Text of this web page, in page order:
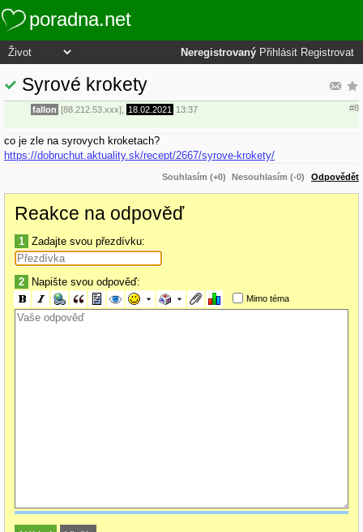
poradna.net
Neregistrovaný Přihlásit Registrovat
Syrové krokety
fallon [88.212.53.xxx], 18.02.2021 13:37 #8
co je zle na syrovych kroketach?
https://dobruchut.aktuality.sk/recept/2667/syrove-krokety/
Souhlasím (+0) Nesouhlasím (-0) Odpovědět
Reakce na odpověď
1 Zadajte svou přezdívku:
2 Napište svou odpověď:
Mimo téma